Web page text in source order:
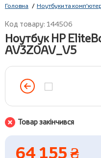
Головна Ноутбуки та
Код товару: 144506
Ноутбук HP
AV3Z0AV_V5
Товар закінчився
64 155 ₴